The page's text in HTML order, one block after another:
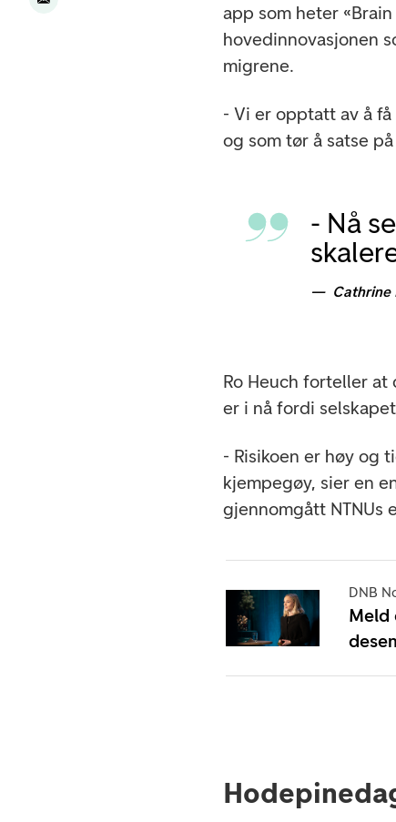
app som heter
hovedinnovasjonen
migrene.
- Vi er opptatt av å
og som tør å satse
- Nå
Cathrine
Ro Heuch forteller
er i nå fordi
- Risikoen er høy og
kjempegøy, sier en
gjennomgått NTNUs
DNB
Meld